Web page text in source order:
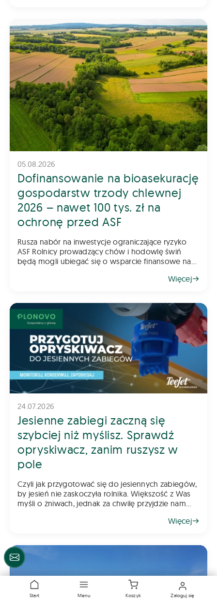
Start Menu Koszyk Zaloguj się
05.08.2026
Dofinansowanie na bioasekurację
gospodarstw trzody chlewnej
2026 – nawet 100 tys. zł na
ochronę przed ASF
Rusza nabór na inwestycje ograniczające ryzyko
ASF Rolnicy prowadzący chów i hodowlę świń
będą mogli ubiegać się o wsparcie finansowe na
gospodarstwa. Pomoc ma na celu ograniczenie
Więcej
24.07.2026
Jesienne zabiegi zaczną się
szybciej niż myślisz. Sprawdź
opryskiwacz, zanim ruszysz w
pole
Czyli jak przygotować się do jesiennych zabiegów,
by jesień nie zaskoczyła rolnika. Większość z Was
myśli o żniwach, jednak za chwilę przyjdzie nam
rzepak wymaga już wczesnej ochrony, a w kole
Więcej
Centrum pomocy